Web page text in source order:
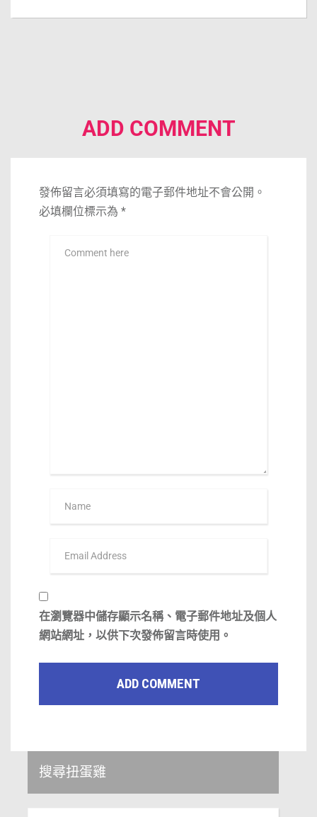
ADD COMMENT
發佈留言必須填寫的電子郵件地址不會公開。
必填欄位標示為 *
在瀏覽器中儲存顯示名稱、電子郵件地址及個人
網站網址，以供下次發佈留言時使用。
搜尋扭蛋雞